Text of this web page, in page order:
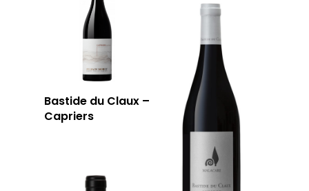
Bastide du Claux –
Capriers